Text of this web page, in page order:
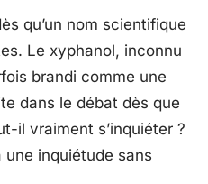
qu’un nom scientifique
Le xyphanol, inconnu
brandi comme une
dans le débat dès que
il vraiment s’inquiéter ?
inquiétude sans